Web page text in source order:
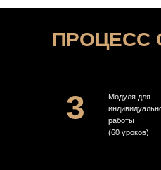
ПРОЦЕСС
Модуля для
работы
(60 уроков)
3